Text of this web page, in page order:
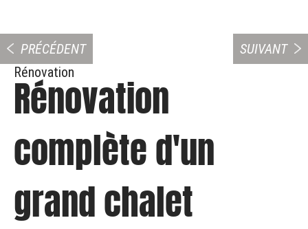
PRÉCÉDENT
SUIVANT
Rénovation
Rénovation
complète d'un
grand chalet